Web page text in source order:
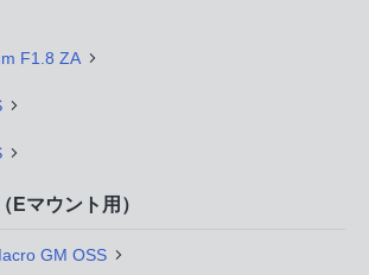
F1.8 ZA
Eマウント用）
GM OSS